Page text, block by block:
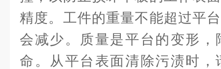
精度。工件的重量不能超过平
会减少。质量是平台的变形
命。从平台表面清除污渍时